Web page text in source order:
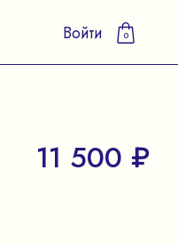
Войти 0
11 500 ₽